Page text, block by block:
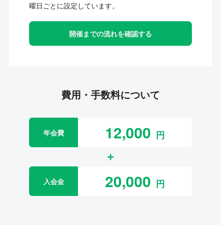
曜日ごとに設定しています。
開催までの流れを確認する
費用・手数料について
年会費 12,000
入会金 20,000